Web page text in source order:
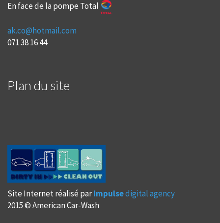
En face de la pompe Total
ak.co@hotmail.com
071 38 16 44
Plan du site
Site Internet réalisé parImpulsedigital agency
2015 © American Car-Wash